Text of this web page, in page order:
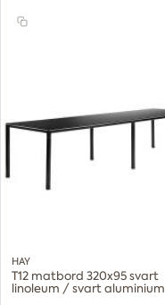
HAY
T12 matbord 320x95 svart
linoleum / svart aluminium